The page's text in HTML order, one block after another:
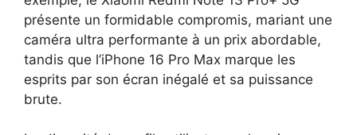
présente un formidable compromis, mariant une
caméra ultra performante à un prix abordable,
tandis que l’iPhone 16 Pro Max marque les
esprits par son écran inégalé et sa puissance
brute.